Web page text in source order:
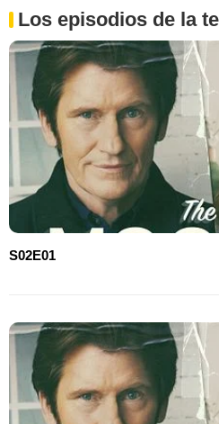
Los episodios de la
S02E01